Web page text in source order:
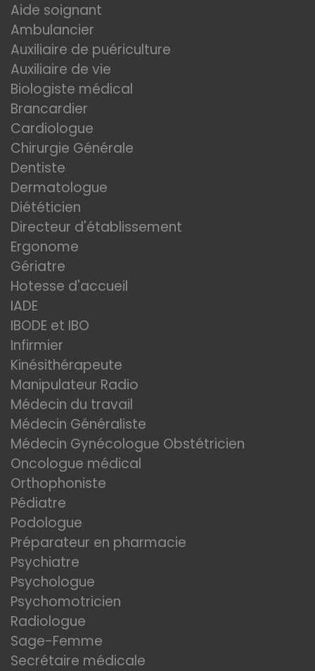
Aide soignant
Ambulancier
Auxiliaire de puériculture
Auxiliaire de vie
Biologiste médical
Brancardier
Cardiologue
Chirurgie Générale
Dentiste
Dermatologue
Diététicien
Directeur d'établissement
Ergonome
Gériatre
Hotesse d'accueil
IADE
IBODE et IBO
Infirmier
Kinésithérapeute
Manipulateur Radio
Médecin du travail
Médecin Généraliste
Médecin Gynécologue Obstétricien
Oncologue médical
Orthophoniste
Pédiatre
Podologue
Préparateur en pharmacie
Psychiatre
Psychologue
Psychomotricien
Radiologue
Sage-Femme
Secrétaire médicale